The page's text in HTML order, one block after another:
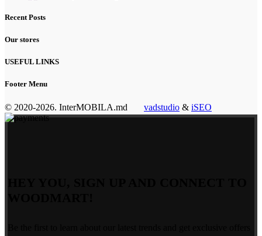
Recent Posts
Our stores
USEFUL LINKS
Footer Menu
© 2020-2026. InterMOBILA.md vadstudio & iSEO